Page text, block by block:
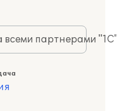
всеми партнерами